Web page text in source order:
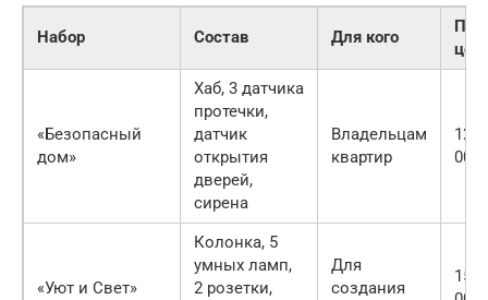
Набор Состав Для кого
«Безопасный
дом»
Хаб, 3 датчика
протечки,
датчик
открытия
дверей,
сирена
Владельцам
квартир
12
000
«Уют и Свет»
Колонка, 5
умных ламп,
2 розетки,
Для
создания
15